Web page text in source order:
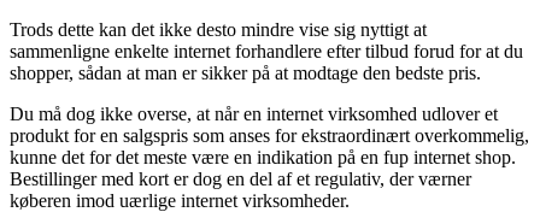
Trods dette kan det ikke desto mindre vise sig nyttigt at
sammenligne enkelte internet forhandlere efter tilbud forud for at du
shopper, sådan at man er sikker på at modtage den bedste pris.
Du må dog ikke overse, at når en internet virksomhed udlover et
produkt for en salgspris som anses for ekstraordinært overkommelig,
kunne det for det meste være en indikation på en fup internet shop.
Bestillinger med kort er dog en del af et regulativ, der værner
køberen imod uærlige internet virksomheder.